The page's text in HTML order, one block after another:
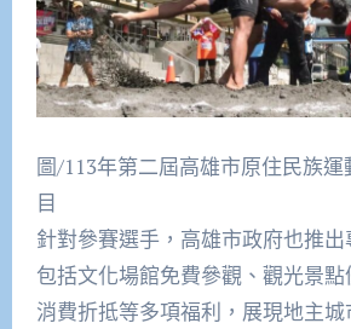
圖/113年第二屆高雄市原住民族
目
針對參賽選手，高雄市政府也推出
包括文化場館免費參觀、觀光景
消費折抵等多項福利，展現地主城